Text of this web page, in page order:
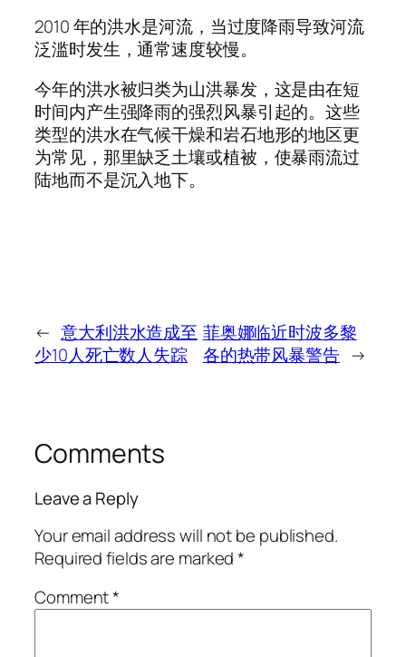
2010 年的洪水是河流，当过度降雨导致河流
泛滥时发生，通常速度较慢。
今年的洪水被归类为山洪暴发，这是由在短
时间内产生强降雨的强烈风暴引起的。这些
类型的洪水在气候干燥和岩石地形的地区更
为常见，那里缺乏土壤或植被，使暴雨流过
陆地而不是沉入地下。
← 意大利洪水造成至
少10人死亡数人失踪
菲奥娜临近时波多黎
各的热带风暴警告 →
Comments
Leave a Reply
Your email address will not be published.
Required fields are marked*
Comment*